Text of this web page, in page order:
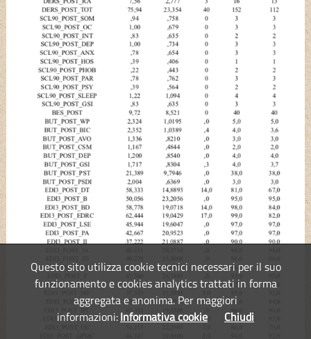
Questo sito utilizza cookie tecnici necessari per il suo
funzionamento e cookies analytics trattati in forma
aggregata e anonima. Per maggiori
informazioni:Informativa cookie Chiudi